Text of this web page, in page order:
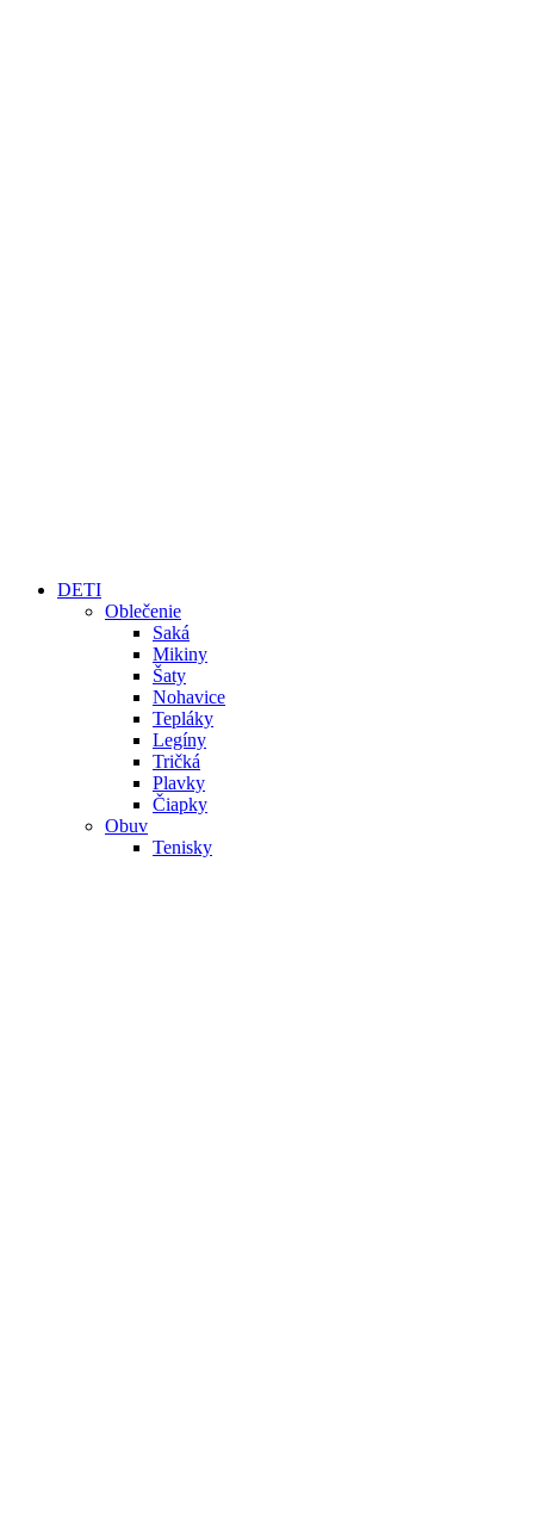
DETI
Oblečenie
Saká
Mikiny
Šaty
Nohavice
Tepláky
Legíny
Tričká
Plavky
Čiapky
Obuv
Tenisky